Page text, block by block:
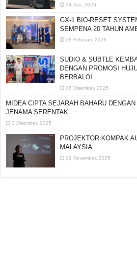
24 Jun, 2026
GX-1 BIO-RESET
SEMPENA 20 TAHUN
28 Februari, 2026
SUDIO & SUBTLE
DENGAN PROMOSI
BERBALOI
26 Disember, 2025
MIDEA CIPTA SEJARAH BAHARU
JENAMA SERENTAK
3 Disember, 2025
PROJEKTOR KOMPAK
MALAYSIA
29 November, 2025